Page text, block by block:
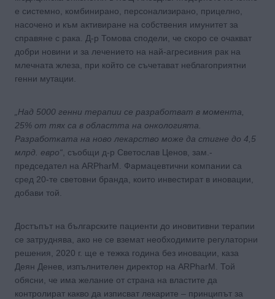
е системно, комбинирано, персонализирано, прицелно,
насочено и към активиране на собствения имунитет за
справяне с рака. Д-р Томова сподели, че скоро се очакват
добри новини и за лечението на най-агресивния рак на
млечната жлеза, при който се съчетават неблагоприятни
генни мутации.
„Над 5000 генни терапии се разработват в момента,
25% от тях са в областта на онкологията.
Разработката на ново лекарство може да стигне до 4,5
млрд. евро“ , съобщи д-р Светослав Ценов, зам.-
председател на ARPharM. Фармацевтични компании са
сред 20-те световни бранда, които инвестират в иновации,
добави той.
Достъпът на българските пациенти до иновитивни терапии
се затруднява, ако не се вземат необходимите регулаторни
решения, 2020 г. ще е тежка година без иновации, каза
Деян Денев, изпълнителен директор на ARPharM. Той
обясни, че има желание от страна на властите да
контролират какво да изписват лекарите – принципът за